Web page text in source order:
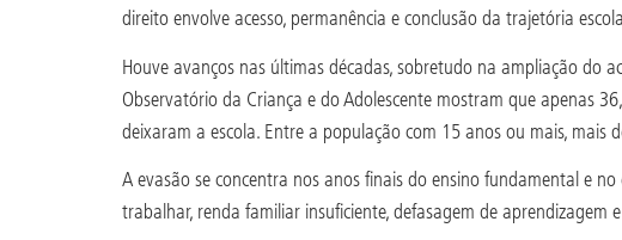
direito envolve acesso, permanência e conclusão da trajetória
Houve avanços nas últimas décadas, sobretudo na ampliação do
Observatório da Criança e do Adolescente mostram que apenas
deixaram a escola. Entre a população com 15 anos ou mais, mais
A evasão se concentra nos anos finais do ensino fundamental e
trabalhar, renda familiar insuficiente, defasagem de